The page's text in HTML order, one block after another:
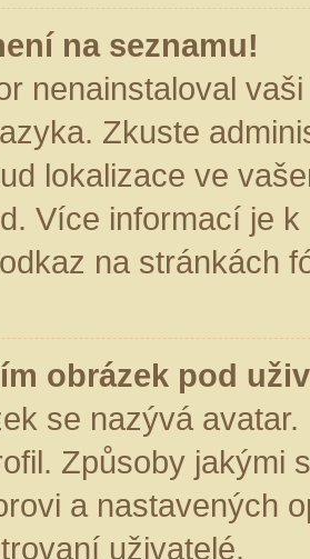
na seznamu!
nenainstaloval
Zkuste
lokalizace ve
Více informací je
na stránkách
obrázek pod
se nazývá
Způsoby jakými
a nastavených
uživatelé.